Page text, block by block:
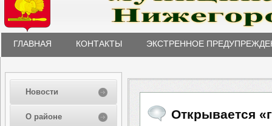
ГЛАВНАЯ КОНТАКТЫ ЭКСТРЕННОЕ
Новости
О районе
Открывается